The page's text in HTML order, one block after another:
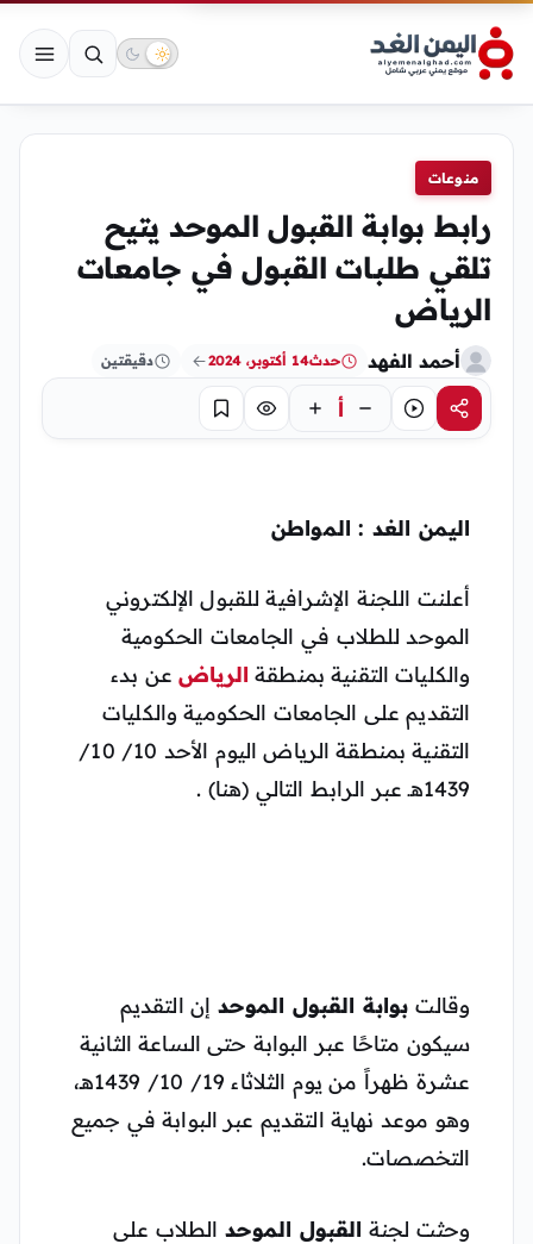
منوعات
رابط بوابة القبول الموحد يتيح
تلقي طلبات القبول في جامعات
الرياض
أحمد الفهد حدث14 أكتوبر، 2024 دقيقتين
مشاركةاستماع أ تركيز حفظ
اليمن الغد : المواطن
أعلنت اللجنة الإشرافية للقبول الإلكتروني
الموحد للطلاب في الجامعات الحكومية
والكليات التقنية بمنطقة الرياضعن بدء
التقديم على الجامعات الحكومية والكليات
التقنية بمنطقة الرياض اليوم الأحد 10/ 10/
1439هـ عبر الرابط التالي (هنا) .
وقالت بوابة القبول الموحد إن التقديم
سيكون متاحًا عبر البوابة حتى الساعة الثانية
عشرة ظهراً من يوم الثلاثاء 19/ 10/ 1439هـ،
وهو موعد نهاية التقديم عبر البوابة في جميع
التخصصات.
وحثت لجنة القبول الموحد الطلاب على